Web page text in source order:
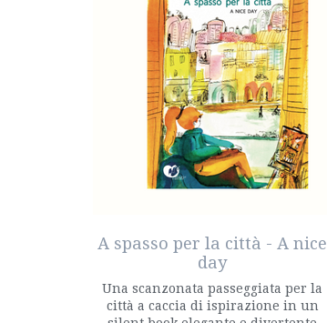
A spasso per la città - A nice
day
Una scanzonata passeggiata per la
città a caccia di ispirazione in un